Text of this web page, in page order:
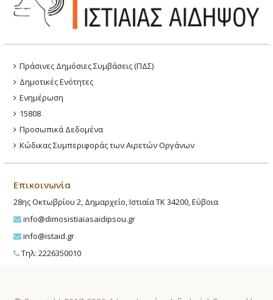
Πράσινες Δημόσιες Συμβάσεις (ΠΔΣ)
Δημοτικές Ενότητες
Ενημέρωση
15808
Προσωπικά Δεδομένα
Κώδικας Συμπεριφοράς των Αιρετών Οργάνων
Επικοινωνία
28ης Οκτωβρίου 2, Δημαρχείο, Ιστιαία ΤΚ 34200, Εύβοια
info@dimosistiaiasaidipsou.gr
info@istaid.gr
Τηλ: 2226350010